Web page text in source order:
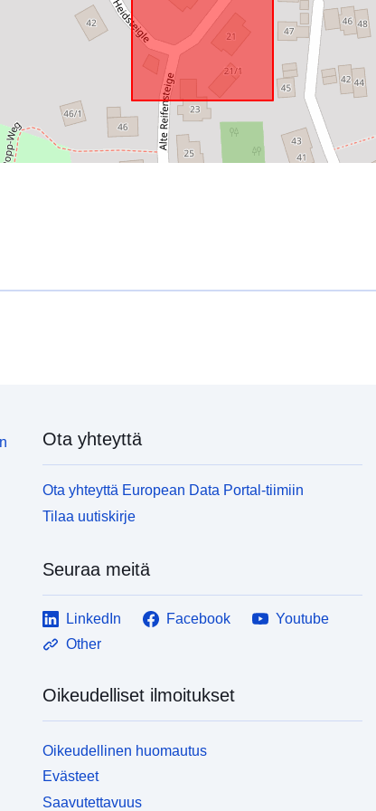
Ota yhteyttä
Ota yhteyttä European Data Portal-tiimiin
Tilaa uutiskirje
Seuraa meitä
LinkedIn Facebook
Youtube
Other
Oikeudelliset ilmoitukset
Oikeudellinen huomautus
Evästeet
Saavutettavuus